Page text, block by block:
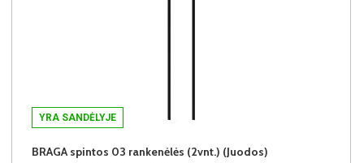
YRA SANDĖLYJE
BRAGA spintos 03 rankenėlės (2vnt.) (Juodos)